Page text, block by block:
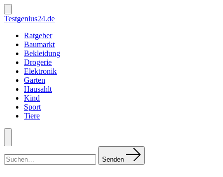
Zum
Inhalt
springen
Suche
ein-/ausblenden
Testgenius24.de
Ratgeber
Baumarkt
Bekleidung
Drogerie
Elektronik
Garten
Hausahlt
Kind
Sport
Tiere
Menü
nach:
Senden